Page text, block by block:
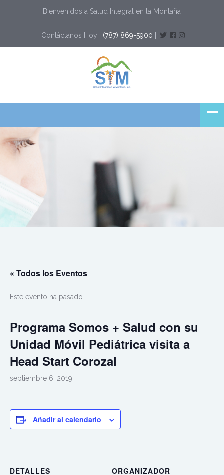
Bienvenidos a Salud Integral en la Montaña
Contáctanos Hoy : (787) 869-5900
« Todos los Eventos
Este evento ha pasado.
Programa Somos + Salud con su
Unidad Móvil Pediátrica visita a
Head Start Corozal
septiembre 6, 2019
Añadir al calendario
DETALLES
ORGANIZADOR